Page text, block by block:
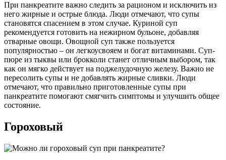
При панкреатите важно следить за рационом и исключить из
него жирные и острые блюда. Люди отмечают, что супы
становятся спасением в этом случае. Куриной суп
рекомендуется готовить на нежирном бульоне, добавляя
отварные овощи. Овощной суп также пользуется
популярностью – он легкоусвояем и богат витаминами. Суп-
пюре из тыквы или брокколи станет отличным выбором, так
как он мягко действует на поджелудочную железу. Важно не
пересолить супы и не добавлять жирные сливки. Люди
отмечают, что правильно приготовленные супы при
панкреатите помогают смягчить симптомы и улучшить общее
состояние.
Гороховый